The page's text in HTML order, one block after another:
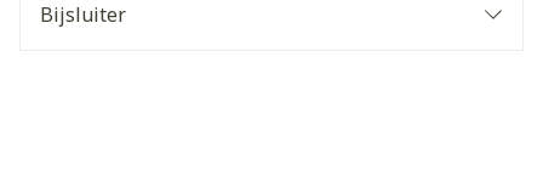
Bijsluiter